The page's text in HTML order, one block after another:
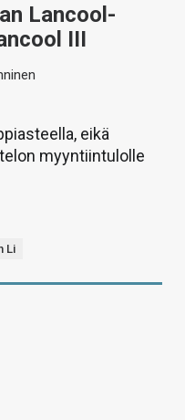
Lancool-
III
eikä
myyntiintulolle
Li